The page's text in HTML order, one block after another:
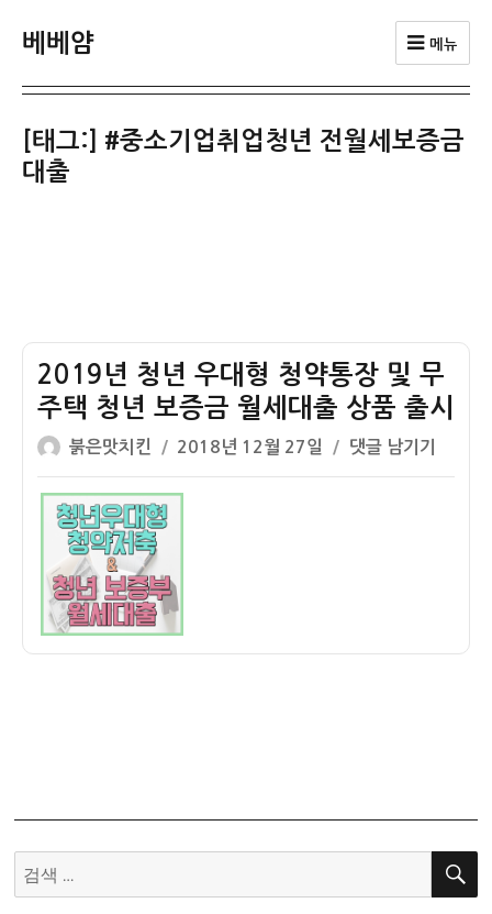
베베얌 메뉴
[태그:] #중소기업취업청년 전월세보증금
대출
2019년 청년 우대형 청약통장 및 무
주택 청년 보증금 월세대출 상품 출시
글
쓴
이
붉은맛치킨
작
성
일
2018년 12월 27일
2019
년
댓글 남기기
검
색:
검